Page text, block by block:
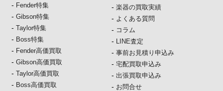
- Fender特集
-Gibson特集
-Taylor特集
- Boss特集
- Fender高価買取
-Gibson高価買取
-Taylor高価買取
- Boss高価買取
- 楽器の買取実績
- よくある質問
- コラム
- LINE査定
- 事前お見積り申込み
- 宅配買取申込み
- 出張買取申込み
- お問合せ